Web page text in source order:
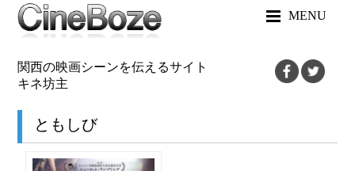
MENU
関西の映画シーンを伝えるサイト
キネ坊主
ともしび